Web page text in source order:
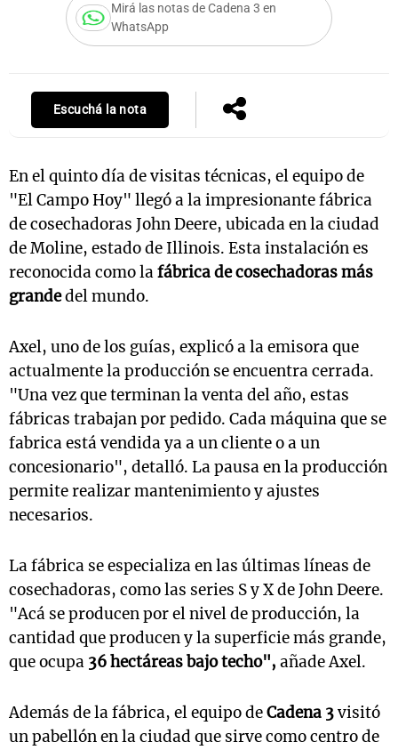
Mirá las notas de Cadena 3 en
WhatsApp
Escuchá la nota
En el quinto día de visitas técnicas, el equipo de
"El Campo Hoy" llegó a la impresionante fábrica
de cosechadoras John Deere, ubicada en la ciudad
de Moline, estado de Illinois. Esta instalación es
reconocida como lafábrica de cosechadoras más
grandedel mundo.
Axel, uno de los guías, explicó a la emisora que
actualmente la producción se encuentra cerrada.
"Una vez que terminan la venta del año, estas
fábricas trabajan por pedido. Cada máquina que se
fabrica está vendida ya a un cliente o a un
concesionario", detalló. La pausa en la producción
permite realizar mantenimiento y ajustes
necesarios.
La fábrica se especializa en las últimas líneas de
cosechadoras, como las series S y X de John Deere.
"Acá se producen por el nivel de producción, la
cantidad que producen y la superficie más grande,
que ocupa 36 hectáreas bajo techo", añade Axel.
Además de la fábrica, el equipo deCadena 3visitó
un pabellón en la ciudad que sirve como centro de
Notas